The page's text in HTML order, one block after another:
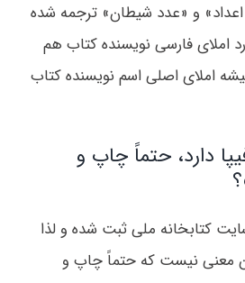
و «عدد شیطان» ترجمه شده
املای فارسی نویسنده کتاب هم
املای اصلی اسم نویسنده کتاب
دارد، حتماً چاپ و
کتابخانه ملی ثبت شده و لذا
معنی نیست که حتماً چاپ و